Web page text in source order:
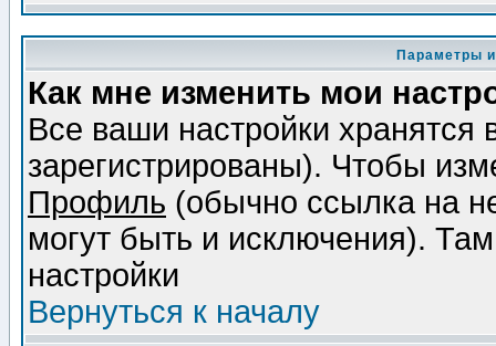
Параметры
Как мне изменить мои
Все ваши настройки
зарегистрированы). Чтобы
Профиль (обычно ссылка на
могут быть и исключения).
настройки
Вернуться к началу